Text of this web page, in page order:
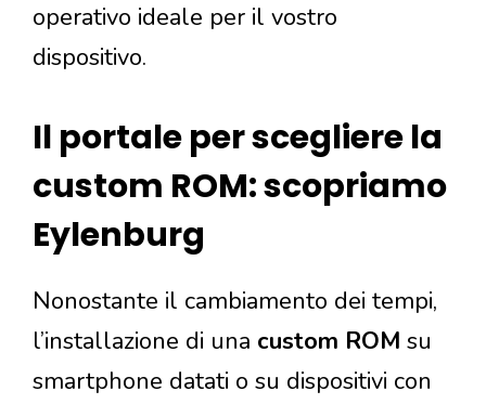
operativo ideale per il vostro
dispositivo.
Il portale per scegliere la
custom ROM: scopriamo
Eylenburg
Nonostante il cambiamento dei tempi,
l’installazione di una custom ROM su
smartphone datati o su dispositivi con